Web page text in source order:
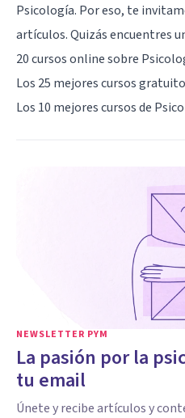
Psicología. Por eso, te
artículos. Quizás encuentres
20 cursos online sobre
Los 25 mejores cursos
Los 10 mejores cursos de
NEWSLETTER PYM
La pasión por la
tu email
Únete y recibe artículos y